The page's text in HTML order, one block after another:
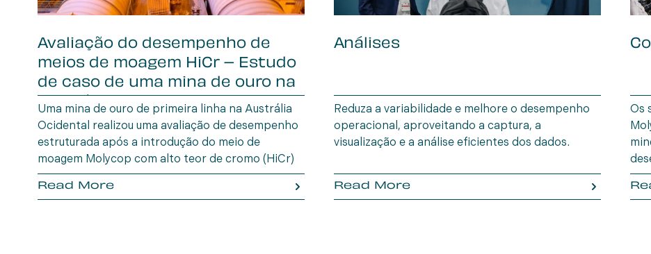
Avaliação do desempenho de
meios de moagem HiCr – Estudo
de caso de uma mina de ouro na
Austrália Oc
Uma mina de ouro de primeira linha na Austrália
Ocidental realizou uma avaliação de desempenho
estruturada após a introdução do meio de
moagem Molycop com alto teor de cromo (HiCr)
em setembro de 2024, para substituir o
fornecedor anterior.
Read More
Análises
Reduza a variabilidade e melhore o desempenho
operacional, aproveitando a captura, a
visualização e a análise eficientes dos dados.
Read More
Os